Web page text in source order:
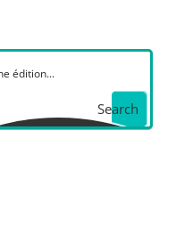
Search